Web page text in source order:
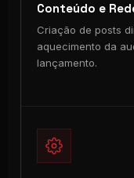
Conteúdo e
Criação de posts
aquecimento da
lançamento.